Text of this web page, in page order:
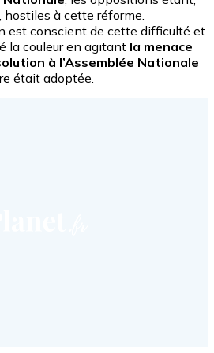
à cette réforme.
est conscient de cette difficulté et
la couleur en agitant la menace
à l’Assemblée Nationale
était adoptée.